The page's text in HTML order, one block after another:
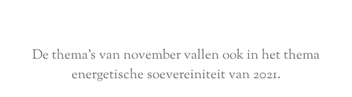
De thema's van november vallen ook in het thema
energetische soevereiniteit van 2021.